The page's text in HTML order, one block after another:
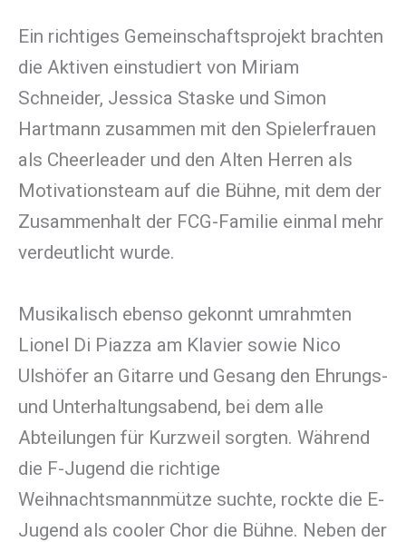
Ein richtiges Gemeinschaftsprojekt brachten
die Aktiven einstudiert von Miriam
Schneider, Jessica Staske und Simon
Hartmann zusammen mit den Spielerfrauen
als Cheerleader und den Alten Herren als
Motivationsteam auf die Bühne, mit dem der
Zusammenhalt der FCG-Familie einmal mehr
verdeutlicht wurde.
Musikalisch ebenso gekonnt umrahmten
Lionel Di Piazza am Klavier sowie Nico
Ulshöfer an Gitarre und Gesang den Ehrungs-
und Unterhaltungsabend, bei dem alle
Abteilungen für Kurzweil sorgten. Während
die F-Jugend die richtige
Weihnachtsmannmütze suchte, rockte die E-
Jugend als cooler Chor die Bühne. Neben der